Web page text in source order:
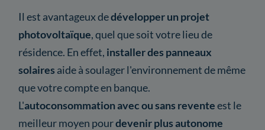
Il est avantageux dedévelopper un projet
photovoltaïque, quel que soit votre lieu de
résidence. En effet, installer des panneaux
solaires aide à soulager l'environnement de même
que votre compte en banque.
L'autoconsommation avec ou sans reventeest le
meilleur moyen pourdevenir plus autonome